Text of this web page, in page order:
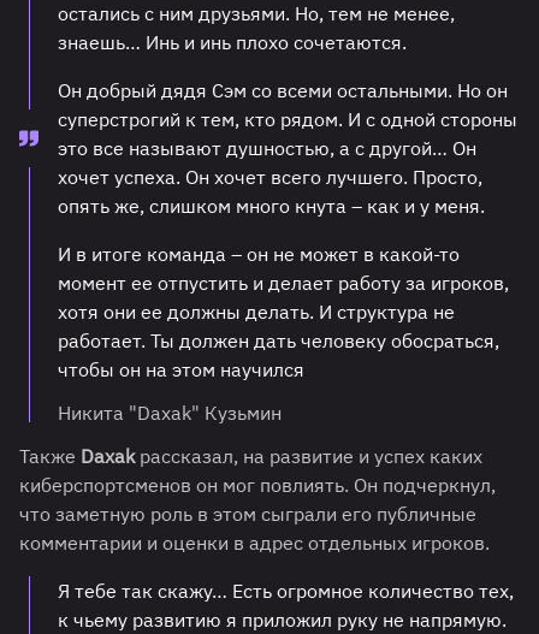
остались с ним друзьями. Но, тем не менее,
знаешь… Инь и инь плохо сочетаются.
Он добрый дядя Сэм со всеми остальными. Но он
суперстрогий к тем, кто рядом. И с одной стороны
это все называют душностью, а с другой… Он
хочет успеха. Он хочет всего лучшего. Просто,
опять же, слишком много кнута – как и у меня.
И в итоге команда – он не может в какой-то
момент ее отпустить и делает работу за игроков,
хотя они ее должны делать. И структура не
работает. Ты должен дать человеку обосраться,
чтобы он на этом научился
Никита "Daxak" Кузьмин
Также Daxakрассказал, на развитие и успех каких
киберспортсменов он мог повлиять. Он подчеркнул,
что заметную роль в этом сыграли его публичные
комментарии и оценки в адрес отдельных игроков.
Я тебе так скажу… Есть огромное количество тех,
к чьему развитию я приложил руку не напрямую.